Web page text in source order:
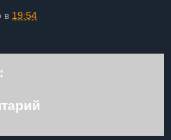
в 19:54